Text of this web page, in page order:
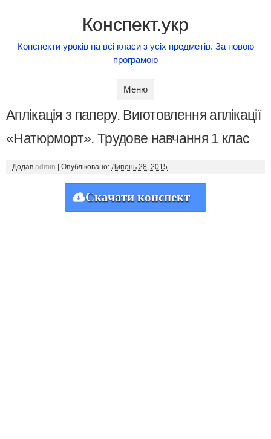
Конспект.укр
Конспекти уроків на всі класи з усіх предметів. За новою
програмою
Меню
Аплікація з паперу. Виготовлення аплікації
«Натюрморт». Трудове навчання 1 клас
Додав admin Опубліковано: Липень 28, 2015
Скачати конспект